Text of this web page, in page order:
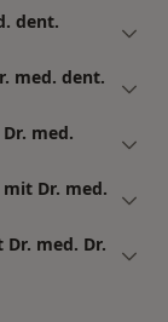
dent.
med. dent.
med.
Dr. med.
med. Dr.